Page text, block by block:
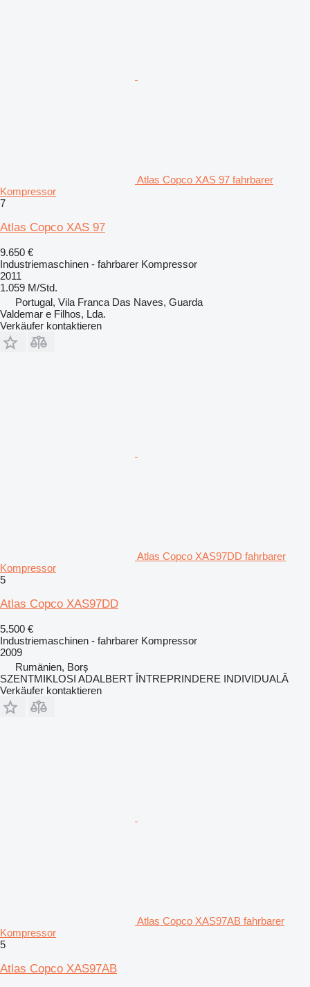
Atlas Copco XAS 97 fahrbarer
Kompressor
7
Atlas Copco XAS 97
9.650 €
Industriemaschinen - fahrbarer Kompressor
2011
1.059 M/Std.
Portugal, Vila Franca Das Naves, Guarda
Valdemar e Filhos, Lda.
Verkäufer kontaktieren
Atlas Copco XAS97DD fahrbarer
Kompressor
5
Atlas Copco XAS97DD
5.500 €
Industriemaschinen - fahrbarer Kompressor
2009
Rumänien, Borș
SZENTMIKLOSI ADALBERT ÎNTREPRINDERE INDIVIDUALĂ
Verkäufer kontaktieren
Atlas Copco XAS97AB fahrbarer
Kompressor
5
Atlas Copco XAS97AB